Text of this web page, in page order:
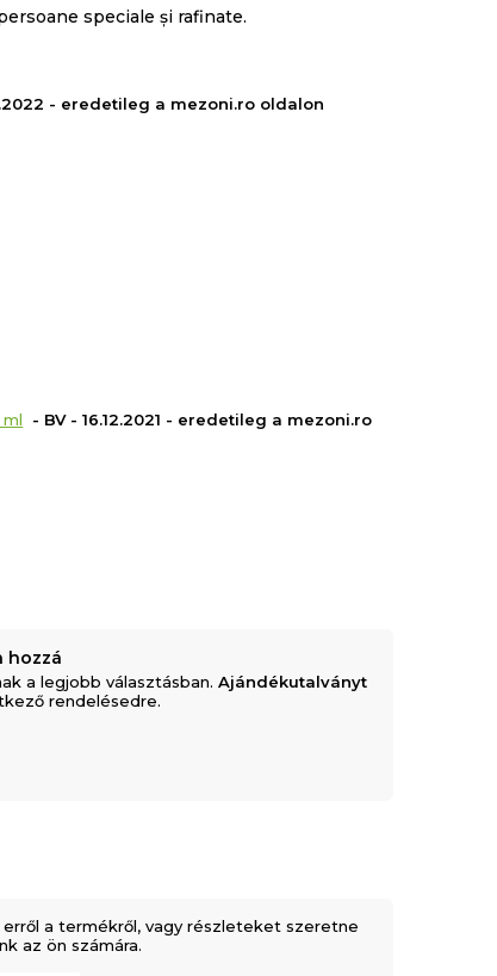
speciale și rafinate.
- eredetileg a mezoni.ro oldalon
- BV - 16.12.2021 - eredetileg a mezoni.ro
hozzá
a legjobb választásban.Ajándékutalványt
rendelésedre.
a termékről, vagy részleteket szeretne
az ön számára.